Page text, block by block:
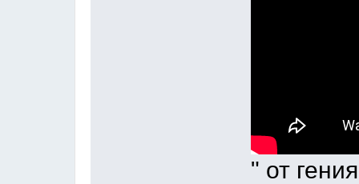
" от